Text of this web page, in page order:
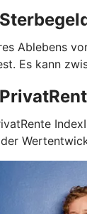
Ablebens
Es kann